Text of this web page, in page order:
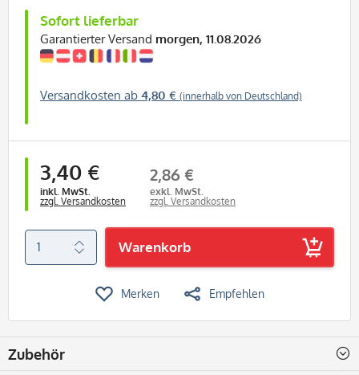
Sofort lieferbar
Garantierter Versand morgen, 11.08.2026
Versandkosten ab 4,80 € (innerhalb von Deutschland)
3,40 €
inkl. MwSt.
zzgl. Versandkosten
2,86 €
exkl. MwSt.
zzgl. Versandkosten
Warenkorb
Merken Empfehlen
Zubehör